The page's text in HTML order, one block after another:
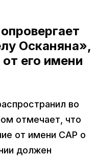
Осканяна»,
его имени
во
отмечает, что
от имени САР о
должен